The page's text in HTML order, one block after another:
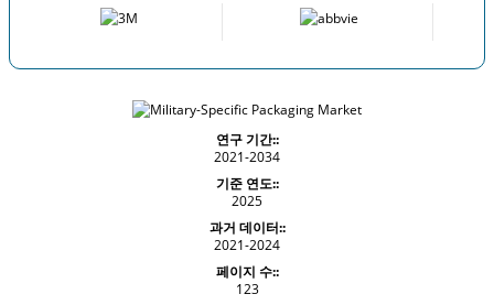
연구 기간::
2021-2034
기준 연도::
2025
과거 데이터::
2021-2024
페이지 수::
123